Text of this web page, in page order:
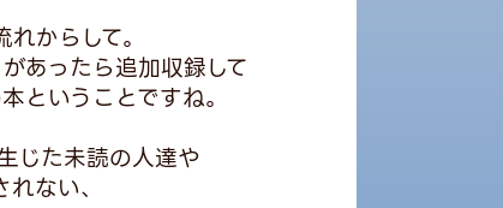
からして。
あったら追加収録して
ということですね。
じた未読の人達や
ない、